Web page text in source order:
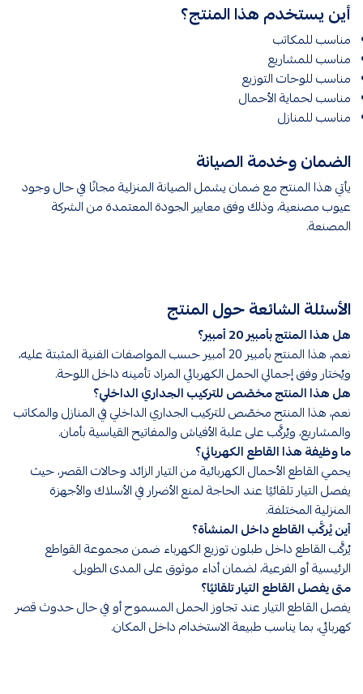
أين يستخدم هذا المنتج؟
مناسب للمكاتب
مناسب للمشاريع
مناسب للوحات التوزيع
مناسب لحماية الأحمال
مناسب للمنازل
الضمان وخدمة الصيانة
يأتي هذا المنتج مع ضمان يشمل الصيانة المنزلية مجانًا في حال وجود
عيوب مصنعية، وذلك وفق معايير الجودة المعتمدة من الشركة
المصنعة.
الأسئلة الشائعة حول المنتج
هل هذا المنتج بأمبير 20 أمبير؟
نعم، هذا المنتج بأمبير 20 أمبير حسب المواصفات الفنية المثبتة عليه،
ويُختار وفق إجمالي الحمل الكهربائي المراد تأمينه داخل اللوحة.
هل هذا المنتج مخصّص للتركيب الجداري الداخلي؟
نعم، هذا المنتج مخصّص للتركيب الجداري الداخلي في المنازل والمكاتب
والمشاريع، ويُركَّب على علبة الأفياش والمفاتيح القياسية بأمان.
ما وظيفة هذا القاطع الكهربائي؟
يحمي القاطع الأحمال الكهربائية من التيار الزائد وحالات القصر، حيث
يفصل التيار تلقائيًا عند الحاجة لمنع الأضرار في الأسلاك والأجهزة
المنزلية المختلفة.
أين يُركَّب القاطع داخل المنشأة؟
يُركَّب القاطع داخل طبلون توزيع الكهرباء ضمن مجموعة القواطع
الرئيسية أو الفرعية، لضمان أداء موثوق على المدى الطويل.
متى يفصل القاطع التيار تلقائيًا؟
يفصل القاطع التيار عند تجاوز الحمل المسموح أو في حال حدوث قصر
كهربائي، بما يناسب طبيعة الاستخدام داخل المكان.